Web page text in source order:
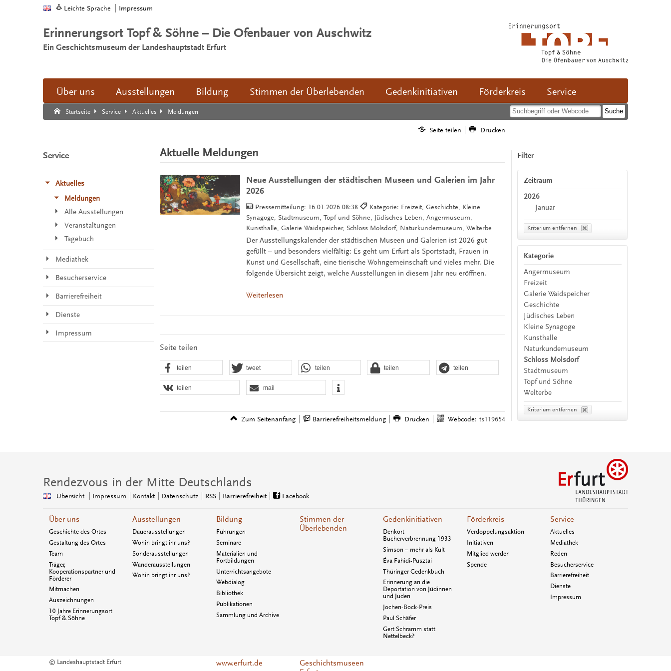
Leichte Sprache Impressum
Erinnerungsort Topf & Söhne – Die Ofenbauer von Auschwitz
Ein Geschichtsmuseum der Landeshauptstadt Erfurt
Über uns Ausstellungen Bildung Stimmen der Überlebenden Gedenkinitiativen Förderkreis Service
Startseite Service Aktuelles Meldungen
Suche:
Suche Ende.
Seite teilen Drucken
Aktuelle Meldungen
Neue Ausstellungen der städtischen Museen und Galerien im Jahr
2026
Pressemitteilung: 16.01.2026 08:38
Kategorie: Freizeit, Geschichte, Kleine
Synagoge, Stadtmuseum, Topf und Söhne, Jüdisches Leben, Angermuseum,
Kunsthalle, Galerie Waidspeicher, Schloss Molsdorf, Naturkundemuseum, Welterbe
Der Ausstellungskalender der städtischen Museen und Galerien ist 2026 gut
gefüllt – und besonders vielfältig: Es geht um Erfurt als Sportstadt, Frauen in
Kunst und Gesellschaft, eine tierische Wohngemeinschaft und vieles mehr. Die
folgende Übersicht zeigt, welche Ausstellungen in diesem Jahr neu eröffnen.
Weiterlesen
Seite teilen
teilen tweet teilen teilen teilen
teilen mail
Zum Seitenanfang Barrierefreiheitsmeldung Drucken Webcode: ts119654
Filter
Zeitraum
2026
Januar
Kriterium entfernen
Kategorie
Angermuseum
Freizeit
Galerie Waidspeicher
Geschichte
Jüdisches Leben
Kleine Synagoge
Kunsthalle
Naturkundemuseum
Schloss Molsdorf
Stadtmuseum
Topf und Söhne
Welterbe
Kriterium entfernen
Service
Aktuelles
Meldungen
Alle Ausstellungen
Veranstaltungen
Tagebuch
Mediathek
Besucherservice
Barrierefreiheit
Dienste
Impressum
Rendezvous in der Mitte Deutschlands
Übersicht Impressum Kontakt Datenschutz RSS Barrierefreiheit Facebook
Über uns
Geschichte des Ortes
Gestaltung des Ortes
Team
Träger,
Kooperationspartner und
Förderer
Mitmachen
Auszeichnungen
10 Jahre Erinnerungsort
Topf & Söhne
Ausstellungen
Dauerausstellungen
Wohin bringt ihr uns?
Sonderausstellungen
Wanderausstellungen
Wohin bringt ihr uns?
Bildung
Führungen
Seminare
Materialien und
Fortbildungen
Unterrichtsangebote
Webdialog
Bibliothek
Publikationen
Sammlung und Archive
Stimmen der
Überlebenden
Gedenkinitiativen
Denkort
Bücherverbrennung 1933
Simson – mehr als Kult
Éva Fahidi-Pusztai
Thüringer Gedenkbuch
Erinnerung an die
Deportation von Jüdinnen
und Juden
Jochen-Bock-Preis
Paul Schäfer
Gert Schramm statt
Nettelbeck?
Förderkreis
Verdoppelungsaktion
Initiativen
Mitglied werden
Spende
Service
Aktuelles
Mediathek
Reden
Besucherservice
Barrierefreiheit
Dienste
Impressum
© Landeshauptstadt Erfurt www.erfurt.de
Geschichtsmuseen